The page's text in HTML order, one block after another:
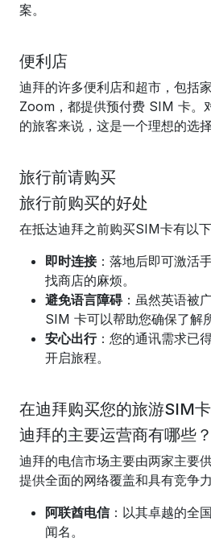
案。
便利店
迪拜的许多便利店和超市，包括
Zoom，都提供预付费 SIM 卡。
的旅客来说，这是一个理想的选择
旅行前请购买
旅行前购买的好处
在抵达迪拜之前购买SIM卡有以
即时连接：落地后即可激活
找商店的麻烦。
避免语言障碍：虽然英语被
SIM 卡可以帮助您确保了解
安心出行：您的通讯需求已
开启旅程。
在迪拜购买您的旅游SIM卡
迪拜的主要运营商有哪些？
迪拜的电信市场主要由两家主要
提供全面的网络覆盖和具有竞争
阿联酋电信：以其卓越的全
闻名。